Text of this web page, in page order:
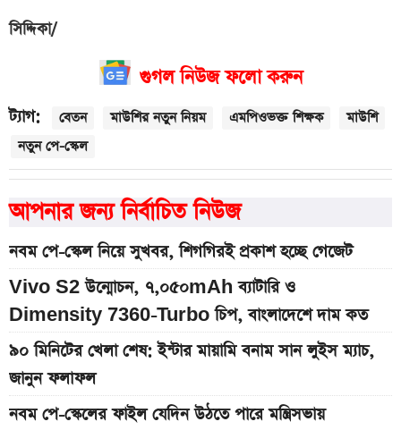
সিদ্দিকা/
গুগল নিউজ ফলো করুন
ট্যাগ: বেতন মাউশির নতুন নিয়ম এমপিওভক্ত শিক্ষক
মাউশি
নতুন পে-স্কেল
আপনার জন্য নির্বাচিত নিউজ
নবম পে-স্কেল নিয়ে সুখবর, শিগগিরই প্রকাশ হচ্ছে গেজেট
Vivo S2 উন্মোচন, ৭,০৫০mAh ব্যাটারি ও
Dimensity 7360-Turbo চিপ, বাংলাদেশে দাম কত
৯০ মিনিটের খেলা শেষ: ইন্টার মায়ামি বনাম সান লুইস ম্যাচ,
জানুন ফলাফল
নবম পে-স্কেলের ফাইল যেদিন উঠতে পারে মন্ত্রিসভায়